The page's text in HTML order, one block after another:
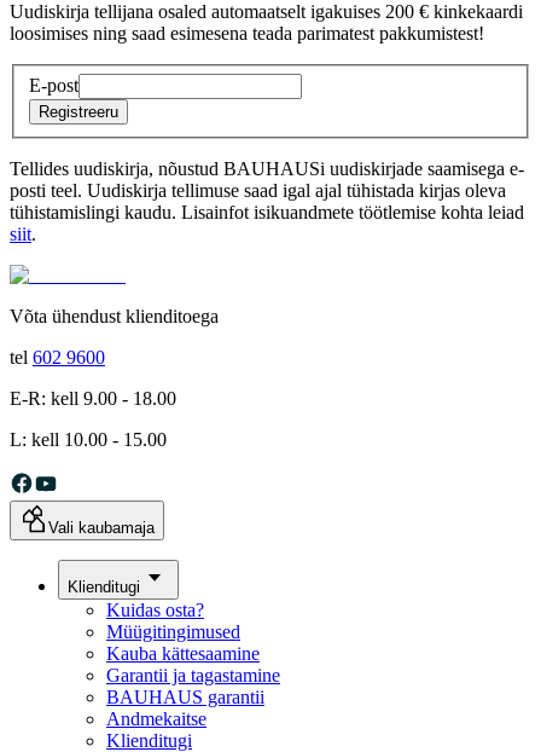
Uudiskirja tellijana osaled automaatselt igakuises 200 € kinkekaardi
loosimises ning saad esimesena teada parimatest pakkumistest!
E-post
Registreeru
Tellides uudiskirja, nõustud BAUHAUSi uudiskirjade saamisega e-
posti teel. Uudiskirja tellimuse saad igal ajal tühistada kirjas oleva
tühistamislingi kaudu. Lisainfot isikuandmete töötlemise kohta leiad
siit.
Võta ühendust klienditoega
tel 602 9600
E-R: kell 9.00 - 18.00
L: kell 10.00 - 15.00
Vali kaubamaja
Klienditugi
Kuidas osta?
Müügitingimused
Kauba kättesaamine
Garantii ja tagastamine
BAUHAUS garantii
Andmekaitse
Klienditugi